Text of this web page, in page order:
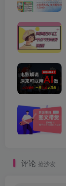
评论 抢沙发